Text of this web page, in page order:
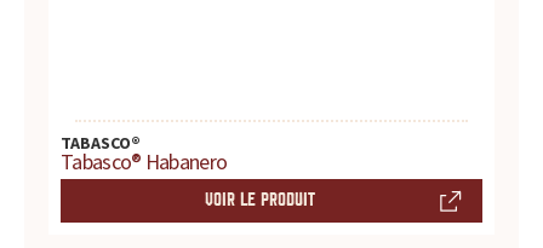
TABASCO®
Tabasco® Habanero
VOIR LE PRODUIT